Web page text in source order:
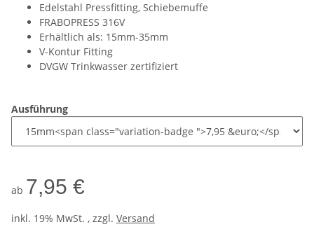
Edelstahl Pressfitting, Schiebemuffe
FRABOPRESS 316V
Erhältlich als: 15mm-35mm
V-Kontur Fitting
DVGW Trinkwasser zertifiziert
Ausführung
ab 7,95 €
inkl. 19% MwSt. , zzgl. Versand